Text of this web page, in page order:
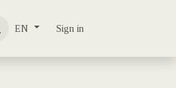
EN Sign in